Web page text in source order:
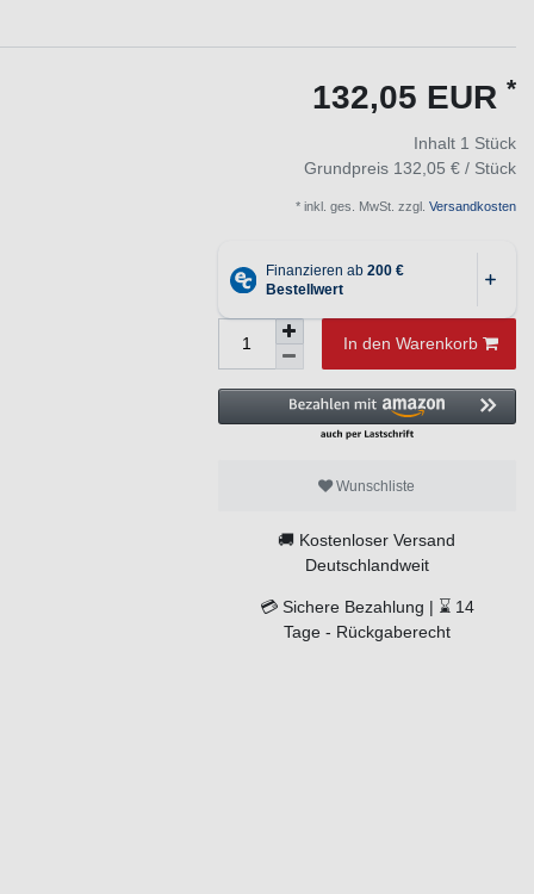
132,05 EUR *
Inhalt 1 Stück
Grundpreis 132,05 € / Stück
* inkl. ges. MwSt. zzgl. Versandkosten
In den Warenkorb
Wunschliste
🚚 Kostenloser Versand
Deutschlandweit
💳 Sichere Bezahlung | ⌛ 14
Tage - Rückgaberecht